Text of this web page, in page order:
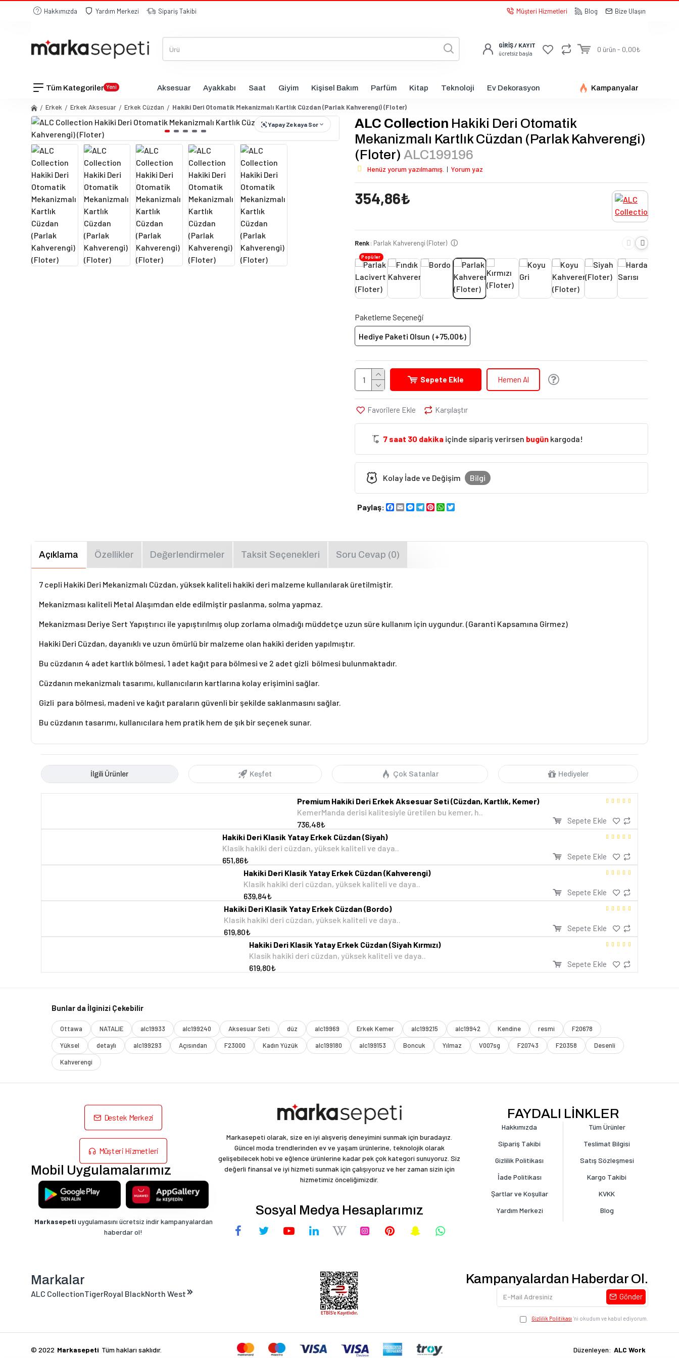
Hakkımızda Yardım Merkezi Sipariş Takibi Müşteri Hizmetleri Blog Bize Ulaşın
GİRİŞ / KAYIT
ücretsiz başla 0 ürün - 0,00₺
Tüm Kategoriler Yeni Aksesuar Ayakkabı Saat Giyim Kişisel Bakım Parfüm Kitap Teknoloji Ev Dekorasyon Kampanyalar
Erkek Erkek Aksesuar Erkek Cüzdan Hakiki Deri Otomatik Mekanizmalı Kartlık Cüzdan (Parlak Kahverengi) (Floter)
Yapay Zekaya Sor ALC Collection Hakiki Deri Otomatik
Mekanizmalı Kartlık Cüzdan (Parlak Kahverengi)
(Floter) ALC199196
Henüz yorum yazılmamış. | Yorum yaz
354,86₺
Renk: Parlak Kahverengi (Floter) ⓘ
Popüler
Paketleme Seçeneği
Hediye Paketi Olsun (+75,00₺)
Sepete Ekle Hemen Al
Favorilere Ekle Karşılaştır
Kolay İade ve Değişim Bilgi
Paylaş: Facebook
EmailMessenger
Telegram
Pinterest
WhatsApp
7 saat 30 dakika içinde sipariş verirsen bugün kargoda!
Açıklama Özellikler Değerlendirmeler Taksit Seçenekleri Soru Cevap (0)
7 cepli Hakiki Deri Mekanizmalı Cüzdan, yüksek kaliteli hakiki deri malzeme kullanılarak üretilmiştir.
Mekanizması kaliteli Metal Alaşımdan elde edilmiştir paslanma, solma yapmaz.
Mekanizması Deriye Sert Yapıştırıcı ile yapıştırılmış olup zorlama olmadığı müddetçe uzun süre kullanım için uygundur. (Garanti Kapsamına Girmez)
Hakiki Deri Cüzdan, dayanıklı ve uzun ömürlü bir malzeme olan hakiki deriden yapılmıştır.
Bu cüzdanın 4 adet kartlık bölmesi, 1 adet kağıt para bölmesi ve 2 adet gizli bölmesi bulunmaktadır.
Cüzdanın mekanizmalı tasarımı, kullanıcıların kartlarına kolay erişimini sağlar.
Gizli para bölmesi, madeni ve kağıt paraların güvenli bir şekilde saklanmasını sağlar.
Bu cüzdanın tasarımı, kullanıcılara hem pratik hem de şık bir seçenek sunar.
İlgili Ürünler Keşfet Çok Satanlar Hediyeler
Premium Hakiki Deri Erkek Aksesuar Seti (Cüzdan, Kartlık, Kemer)
KemerManda derisi kalitesiyle üretilen bu kemer, h..
736,48₺
Sepete Ekle
Hakiki Deri Klasik Yatay Erkek Cüzdan (Siyah)
Klasik hakiki deri cüzdan, yüksek kaliteli ve daya..
651,86₺
Sepete Ekle
Hakiki Deri Klasik Yatay Erkek Cüzdan (Kahverengi)
Klasik hakiki deri cüzdan, yüksek kaliteli ve daya..
639,84₺
Sepete Ekle
Hakiki Deri Klasik Yatay Erkek Cüzdan (Bordo)
Klasik hakiki deri cüzdan, yüksek kaliteli ve daya..
619,80₺
Sepete Ekle
Hakiki Deri Klasik Yatay Erkek Cüzdan (Siyah Kırmızı)
Klasik hakiki deri cüzdan, yüksek kaliteli ve daya..
619,80₺
Sepete Ekle
Bunlar da İlginizi Çekebilir
Ottawa NATALIE alc19933 alc199240 Aksesuar Seti düz alc19969 Erkek Kemer alc199215 alc19942 Kendine resmi F20678
Yüksel detaylı alc199293 Açısından F23000 Kadın Yüzük alc199180 alc199153 Boncuk Yılmaz V007sg F20743 F20358 Desenli
Kahverengi
Destek Merkezi
Müşteri Hizmetleri
Mobil Uygulamalarımız
Markasepeti uygulamasını ücretsiz indir kampanyalardan
haberdar ol!
Markasepeti olarak, size en iyi alışveriş deneyimini sunmak için buradayız.
Güncel moda trendlerinden ev ve yaşam ürünlerine, teknolojik olarak
gelişebilecek hobi ve eğlence ürünlerine kadar pek çok kategori sunuyoruz.Siz
değerli finansal ve iyi hizmeti sunmak için çalışıyoruz ve her zaman sizin için
hizmetimiz önceliğimizdir.
Sosyal Medya Hesaplarımız
FAYDALI LİNKLER
Hakkımızda
Sipariş Takibi
Gizlilik Politikası
İade Politikası
Şartlar ve Koşullar
Yardım Merkezi
Tüm Ürünler
Teslimat Bilgisi
Satış Sözleşmesi
Kargo Takibi
KVKK
Blog
Markalar
ALC CollectionTigerRoyal BlackNorth West
Kampanyalardan Haberdar Ol.
Gönder
Gizlilik Politikası 'ni okudum ve kabul ediyorum.
© 2022 Markasepeti Tüm hakları saklıdır. Düzenleyen: ALC Work